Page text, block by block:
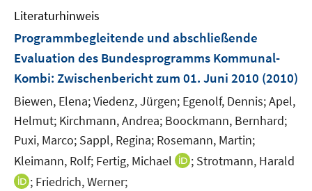
s
t
e
ö
f
f
n
s
t
f
Literaturhinweis
Programmbegleitende und abschließende
Evaluation des Bundesprogramms Kommunal-
Kombi: Zwischenbericht zum 01. Juni 2010 (2010)
Biewen, Elena;Viedenz, Jürgen; Egenolf, Dennis;Apel,
Helmut; Kirchmann, Andrea; Boockmann, Bernhard;
Puxi, Marco; Sappl, Regina; Rosemann, Martin;
Kleimann, Rolf; Fertig, Michael
I; Strotmann, Harald
I; Friedrich, Werner;